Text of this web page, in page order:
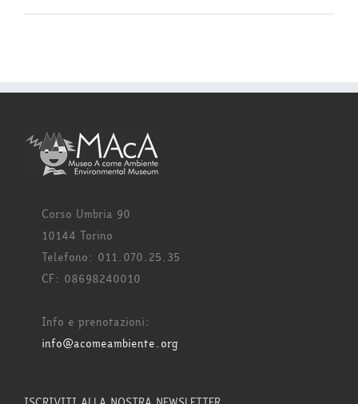
Corso Umbria 90
10144 Torino
Telefono: 011.070.25.35
CF: 08698240010
Info e prenotazioni:
info@acomeambiente.org